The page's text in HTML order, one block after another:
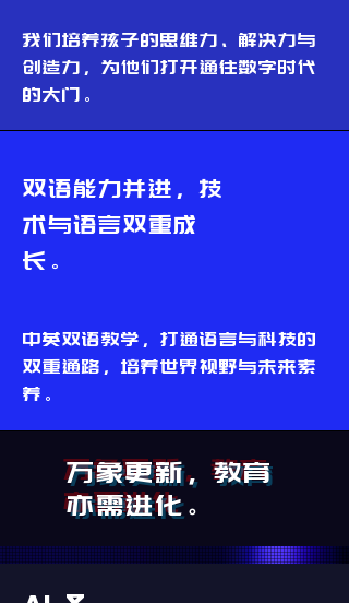
我们培养孩子的思维力、解决力与
创造力，为他们打开通往数字时代
的大门。
双语能力并进，技
术与语言双重成
长。
中英双语教学，打通语言与科技的
双重通路，培养世界视野与未来素
养。
万象更新，教育
亦需进化。